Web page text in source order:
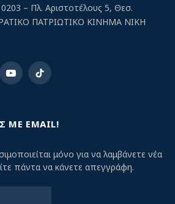
0203 – Πλ. Αριστοτέλους 5, Θεσ.
ΠΑΤΡΙΩΤΙΚΟ ΚΙΝΗΜΑ ΝΙΚΗ
YouTubeTikTok
ΜΕ EMAIL!
μόνο για να λαμβάνετε νέα
πάντα να κάνετε απεγγράφη.